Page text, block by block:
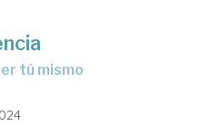
tú mismo